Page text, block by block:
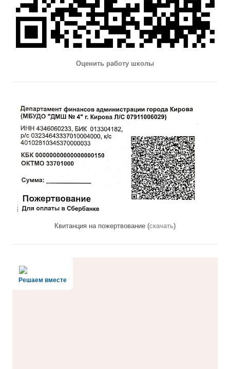
Оценить работу школы
Квитанция на пожертвование (скачать)
Решаем вместе